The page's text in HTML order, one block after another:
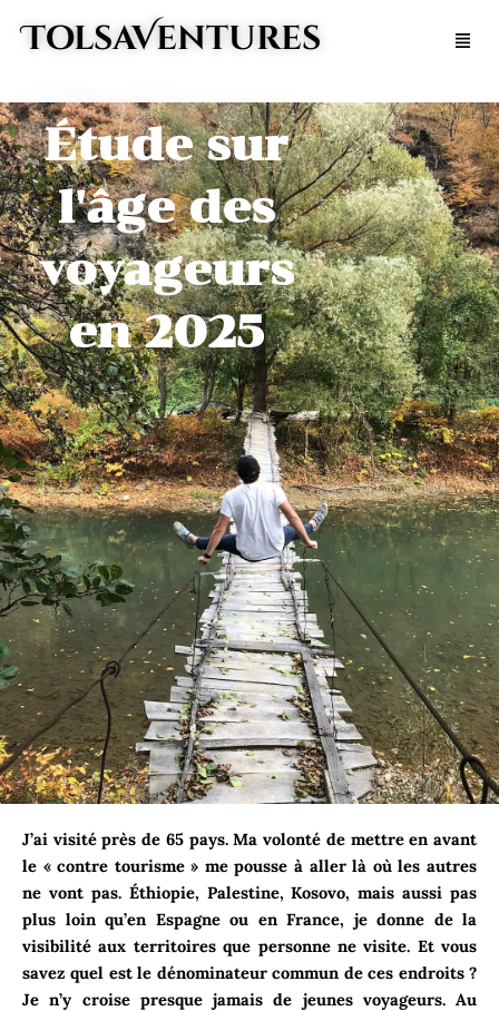
TolsaVentures
Étude sur
l'âge des
voyageurs
en 2025
J’ai visité près de 65 pays. Ma volonté de mettre en avant
le « contre tourisme » me pousse à aller là où les autres
ne vont pas. Éthiopie, Palestine, Kosovo, mais aussi pas
plus loin qu’en Espagne ou en France, je donne de la
visibilité aux territoires que personne ne visite. Et vous
savez quel est le dénominateur commun de ces endroits ?
Je n’y croise presque jamais de jeunes voyageurs. Au